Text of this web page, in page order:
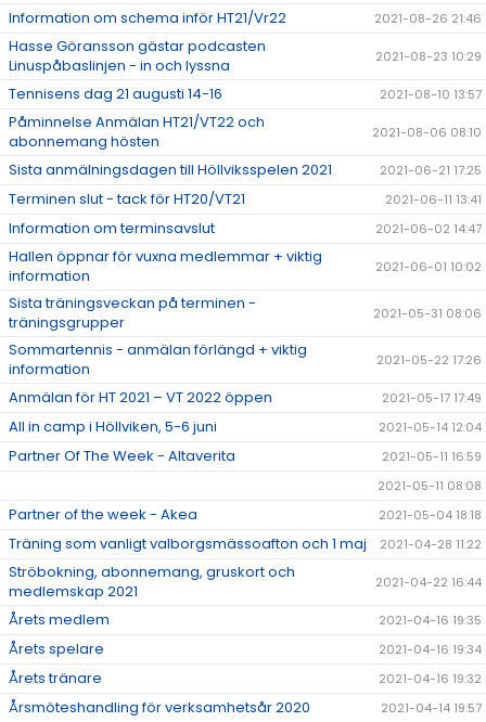
Information om schema inför HT21/Vr22 2021-08-26 21:46
Hasse Göransson gästar podcasten
Linuspåbaslinjen - in och lyssna
2021-08-23 10:29
Tennisens dag 21 augusti 14-16 2021-08-10 13:57
Påminnelse Anmälan HT21/VT22 och
abonnemang hösten
2021-08-06 08:10
Sista anmälningsdagen till Höllviksspelen 2021 2021-06-21 17:25
Terminen slut - tack för HT20/VT21 2021-06-11 13:41
Information om terminsavslut 2021-06-02 14:47
Hallen öppnar för vuxna medlemmar + viktig
information
2021-06-01 10:02
Sista träningsveckan på terminen -
träningsgrupper
2021-05-31 08:06
Sommartennis - anmälan förlängd + viktig
information
2021-05-22 17:26
Anmälan för HT 2021 – VT 2022 öppen 2021-05-17 17:49
All in camp i Höllviken, 5-6 juni 2021-05-14 12:04
Partner Of The Week - Altaverita
2021-05-11 16:59
2021-05-11 08:08
Partner of the week - Akea 2021-05-04 18:18
Träning som vanligt valborgsmässoafton och 1 maj 2021-04-28 11:22
Ströbokning, abonnemang, gruskort och
medlemskap 2021
2021-04-22 16:44
Årets medlem 2021-04-16 19:35
Årets spelare 2021-04-16 19:34
Årets tränare 2021-04-16 19:32
Årsmöteshandling för verksamhetsår 2020 2021-04-14 19:57